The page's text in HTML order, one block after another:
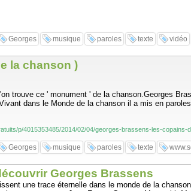
Georges musique paroles texte vidéo
la chanson )
trouve ce ' monument ' de la chanson.Georges
dans le Monde de la chanson il a mis en
p/4015353485/2014/02/04/georges-brassens-les-copains-
Georges musique paroles texte
Georges Brassens
une trace éternelle dans le monde de la